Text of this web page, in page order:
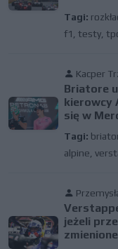
Tagi:
f1 testy,
Kacper
Briatore
kierowcy
się w
Tagi:
alpine
jeżeli